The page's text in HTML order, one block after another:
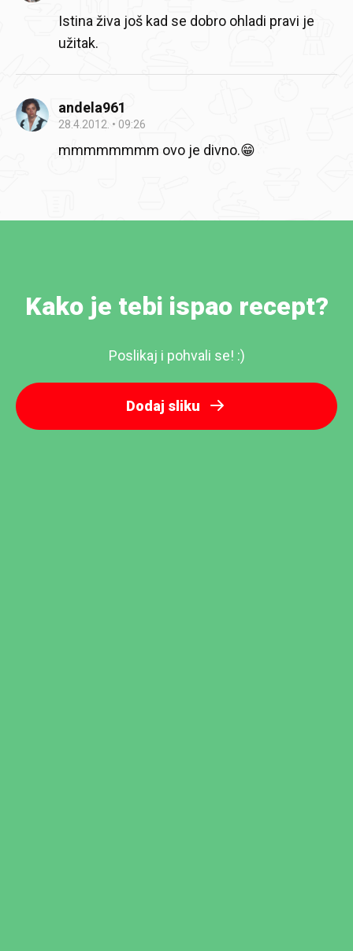
Istina živa još kad se dobro ohladi pravi je
užitak.
andela961
28.4.2012. 09:26
mmmmmmmm ovo je divno.😁
Kako je tebi ispao recept?
Poslikaj i pohvali se! :)
Dodaj sliku